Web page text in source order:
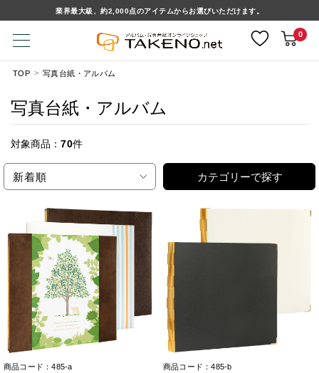
業界最大級、約2,000点のアイテムからお選びいただけます。
0
TOP 写真台紙・アルバム
写真台紙・アルバム
対象商品： 70件
新着順 カテゴリーで探す
商品コード：485-a
商品コード：485-b